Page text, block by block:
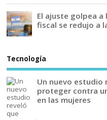
El ajuste golpea
fiscal se redujo a
Tecnología
Un nuevo estudio
proteger contra
en las mujeres